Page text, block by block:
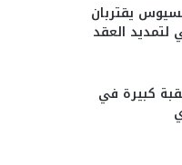
يقتربان
العقد
كبيرة في